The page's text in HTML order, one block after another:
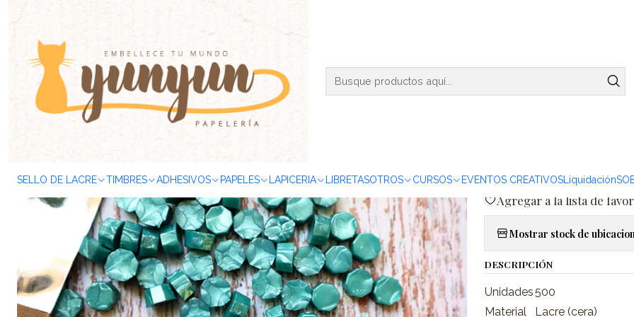
SELLO DE LACRE TIMBRES ADHESIVOS PAPELES LAPICERIA LIBRETASOTROS CURSOS EVENTOS CREATIVOS Liquidación
Lacre
Cantidad
Agregar a la lista de
Mostrar stock de
DESCRIPCIÓN
Unidades500
Material
Lacre (cera)